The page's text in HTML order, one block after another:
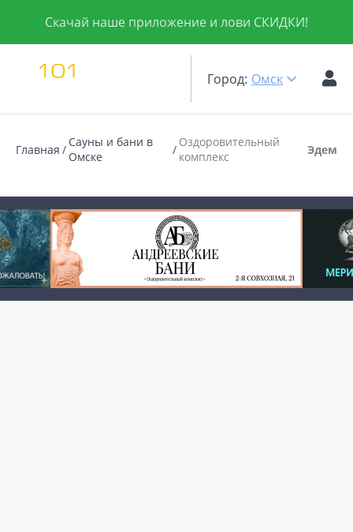
Скачай наше приложение и лови СКИДКИ!
Город: Омск
Главная
Сауны и бани в
Омске
Оздоровительный
комплекс
Эдем